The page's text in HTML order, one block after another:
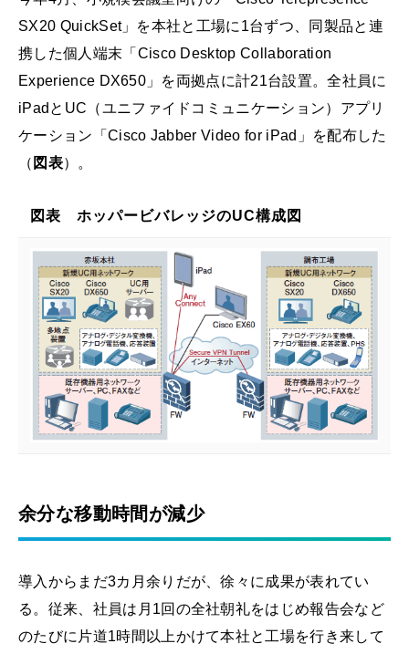
SX20 QuickSet」を本社と工場に1台ずつ、同製品と連
携した個人端末「Cisco Desktop Collaboration
Experience DX650」を両拠点に計21台設置。全社員に
iPadとUC（ユニファイドコミュニケーション）アプリ
ケーション「Cisco Jabber Video for iPad」を配布した
（ 図表）。
図表 ホッパービバレッジのUC構成図
余分な移動時間が減少
導入からまだ3カ月余りだが、徐々に成果が表れてい
る。従来、社員は月1回の全社朝礼をはじめ報告会など
のたびに片道1時間以上かけて本社と工場を行き来して